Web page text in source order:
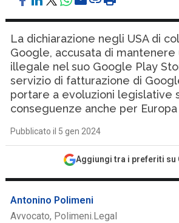
La dichiarazione negli USA di
Google, accusata di mantenere
illegale nel suo Google Play
servizio di fatturazione di
portare a evoluzioni legislative
conseguenze anche per Europa
Pubblicato il 5 gen 2024
Aggiungi tra i preferiti su
Antonino Polimeni
Avvocato, Polimeni.Legal